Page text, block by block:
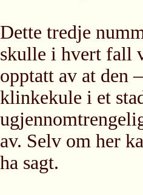
Dette tredje
skulle i hvert fall
opptatt av at den
klinkekule i et
av. Selv om her
ha sagt.